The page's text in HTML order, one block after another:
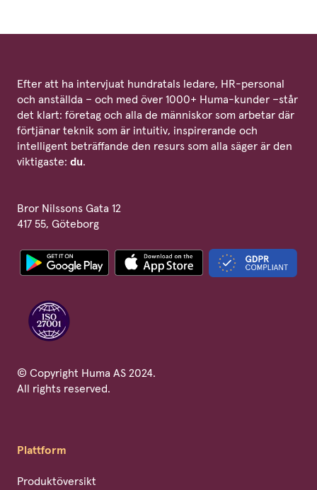
Efter att ha intervjuat hundratals ledare, HR-personal
och anställda – och med över 1000+ Huma-kunder –står
det klart: företag och alla de människor som arbetar där
förtjänar teknik som är intuitiv, inspirerande och
intelligent beträffande den resurs som alla säger är den
viktigaste: du.
Bror Nilssons Gata 12
417 55, Göteborg
© Copyright Huma AS 2024.
All rights reserved.
Plattform
Produktöversikt